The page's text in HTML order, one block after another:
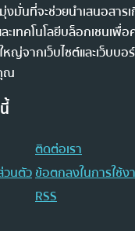
งมั่นที่จะช่วยนำเสนอสาร
เทคโนโลยีบล็อกเชนเพื่อ
ญ่จากเว็บไซต์และเว็บบอ
ณ
ติดต่อเรา
วนตัวข้อตกลงในการใช้ง
RSS